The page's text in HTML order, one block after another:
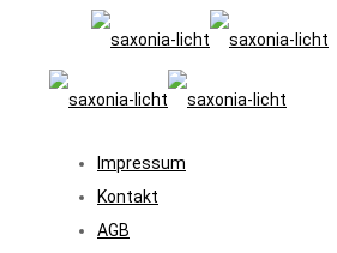
Impressum
Kontakt
AGB